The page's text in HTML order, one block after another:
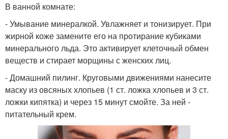
В ванной комнате:
- Умывание минералкой. Увлажняет и тонизирует. При
жирной коже замените его на протирание кубиками
минерального льда. Это активирует клеточный обмен
веществ и стирает морщины с женских лиц.
- Домашний пилинг. Круговыми движениями нанесите
маску из овсяных хлопьев (1 ст. ложка хлопьев и 3 ст.
ложки кипятка) и через 15 минут смойте. За ней -
питательный крем.